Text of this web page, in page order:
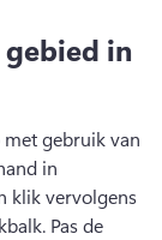
in
gebruik van
in
klik vervolgens
. Pas de